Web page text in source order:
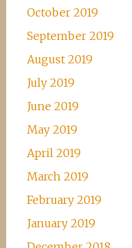
October 2019
September 2019
August 2019
July 2019
June 2019
May 2019
April 2019
March 2019
February 2019
January 2019